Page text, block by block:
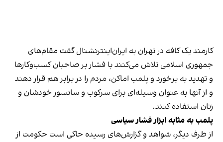
کارمند یک کافه در تهران به ایران‌اینترنشنال گفت مقام‌های
جمهوری اسلامی تلاش می‌کنند با فشار بر صاحبان کسب‌وکارها
و تهدید به برخورد و پلمب اماکن، مردم را در برابر هم قرار دهند
و از آنها به عنوان وسیله‌ای برای سرکوب و سانسور خودشان و
زنان استفاده کنند.
پلمب به مثابه ابزار فشار سیاسی
از طرف دیگر، شواهد و گزارش‌های رسیده حاکی است حکومت از